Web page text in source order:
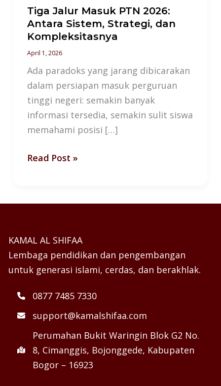
Tiga Jalur Masuk PTN 2026:
Antara Sistem, Strategi, dan
Kompleksitasnya
April 1, 2026
Ada paradoks yang jarang dibicarakan
dalam persiapan masuk perguruan
tinggi negeri: semakin banyak
informasi tersedia, semakin sulit siswa
memahami posisi […]
dan
Kompleksitasnya
Read Post »
KAMAL AL SHIFAA
Lembaga pendidikan dan pengembangan
untuk generasi islami, cerdas, dan berakhlak.
0877 7485 7330
support@kamalshifaa.com
Perumahan Bukit Waringin Blok G2 No.
8, Cimanggis, Bojonggede, Kabupaten
Bogor – 16923